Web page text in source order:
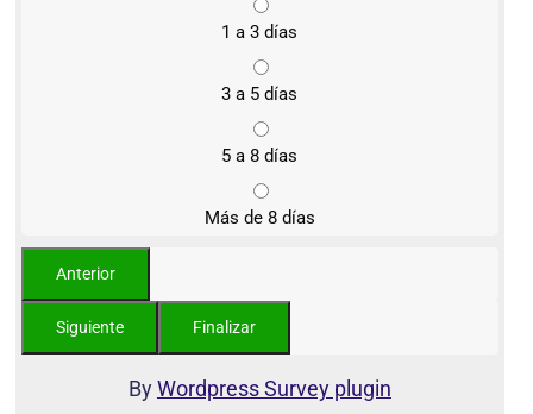
1 a 3 días
3 a 5 días
5 a 8 días
Más de 8 días
ByWordpress Survey plugin